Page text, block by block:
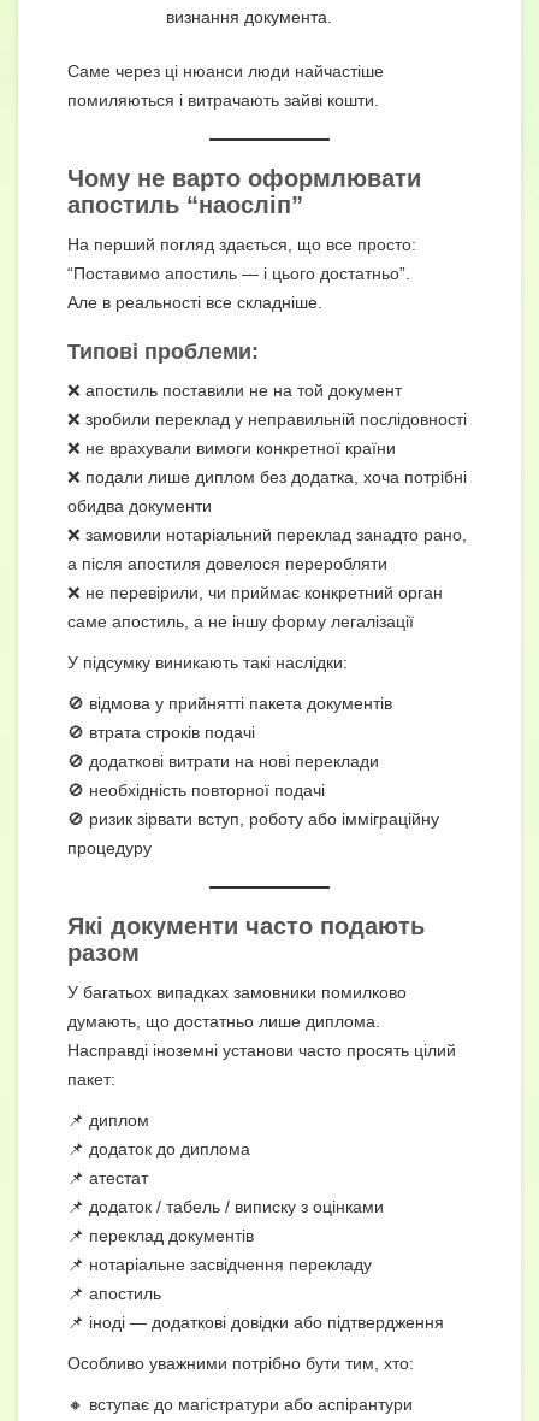
визнання документа.
Саме через ці нюанси люди найчастіше
помиляються і витрачають зайві кошти.
Чому не варто оформлювати
апостиль “наосліп”
На перший погляд здається, що все просто:
“Поставимо апостиль — і цього достатньо”.
Але в реальності все складніше.
Типові проблеми:
❌ апостиль поставили не на той документ
❌ зробили переклад у неправильній послідовності
❌ не врахували вимоги конкретної країни
❌ подали лише диплом без додатка, хоча потрібні
обидва документи
❌ замовили нотаріальний переклад занадто рано,
а після апостиля довелося переробляти
❌ не перевірили, чи приймає конкретний орган
саме апостиль, а не іншу форму легалізації
У підсумку виникають такі наслідки:
🚫 відмова у прийнятті пакета документів
🚫 втрата строків подачі
🚫 додаткові витрати на нові переклади
🚫 необхідність повторної подачі
🚫 ризик зірвати вступ, роботу або імміграційну
процедуру
Які документи часто подають
разом
У багатьох випадках замовники помилково
думають, що достатньо лише диплома.
Насправді іноземні установи часто просять цілий
пакет:
📌 диплом
📌 додаток до диплома
📌 атестат
📌 додаток / табель / виписку з оцінками
📌 переклад документів
📌 нотаріальне засвідчення перекладу
📌 апостиль
📌 іноді — додаткові довідки або підтвердження
Особливо уважними потрібно бути тим, хто:
🔸 вступає до магістратури або аспірантури